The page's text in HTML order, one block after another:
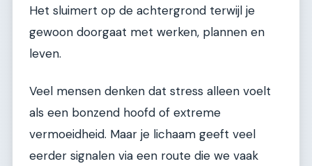
Het sluimert op de achtergrond terwijl je
gewoon doorgaat met werken, plannen en
leven.
Veel mensen denken dat stress alleen voelt
als een bonzend hoofd of extreme
vermoeidheid. Maar je lichaam geeft veel
eerder signalen via een route die we vaak